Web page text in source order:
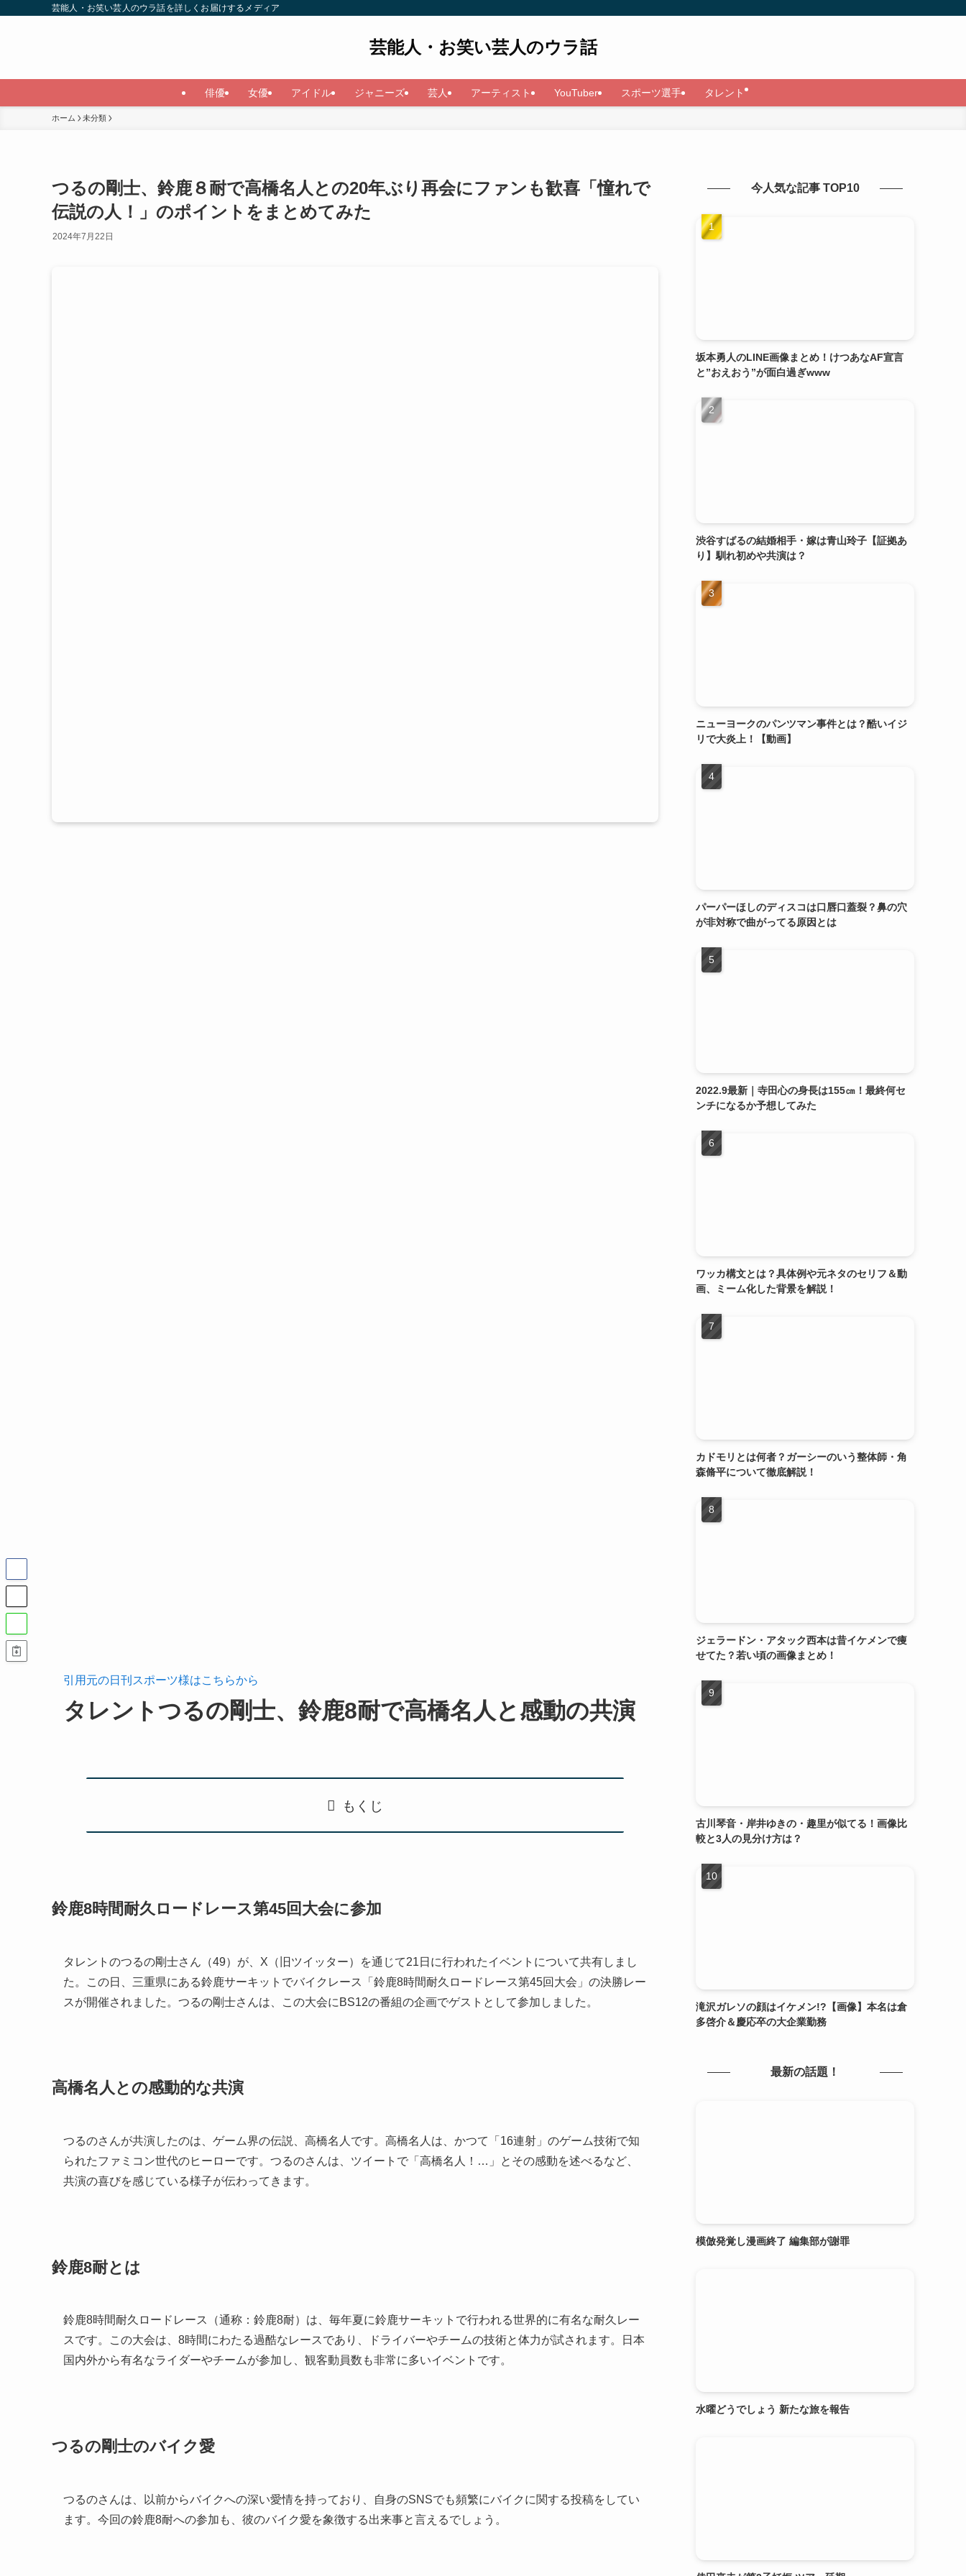
芸能人・お笑い芸人のウラ話を詳しくお届けするメディア
芸能人・お笑い芸人のウラ話
俳優 女優 アイドル ジャニーズ 芸人 アーティスト YouTuber スポーツ選手 タレント
ホーム 未分類
つるの剛士、鈴鹿８耐で高橋名人との20年ぶり再会にファンも歓喜「憧れで
伝説の人！」のポイントをまとめてみた
2024年7月22日
引用元の日刊スポーツ様はこちらから
タレントつるの剛士、鈴鹿8耐で高橋名人と感動の共演
もくじ
鈴鹿8時間耐久ロードレース第45回大会に参加
タレントのつるの剛士さん（49）が、X（旧ツイッター）を通じて21日に行われたイベントについて共有しまし
た。この日、三重県にある鈴鹿サーキットでバイクレース「鈴鹿8時間耐久ロードレース第45回大会」の決勝レー
スが開催されました。つるの剛士さんは、この大会にBS12の番組の企画でゲストとして参加しました。
高橋名人との感動的な共演
つるのさんが共演したのは、ゲーム界の伝説、高橋名人です。高橋名人は、かつて「16連射」のゲーム技術で知
られたファミコン世代のヒーローです。つるのさんは、ツイートで「高橋名人！…」とその感動を述べるなど、
共演の喜びを感じている様子が伝わってきます。
鈴鹿8耐とは
鈴鹿8時間耐久ロードレース（通称：鈴鹿8耐）は、毎年夏に鈴鹿サーキットで行われる世界的に有名な耐久レー
スです。この大会は、8時間にわたる過酷なレースであり、ドライバーやチームの技術と体力が試されます。日本
国内外から有名なライダーやチームが参加し、観客動員数も非常に多いイベントです。
つるの剛士のバイク愛
つるのさんは、以前からバイクへの深い愛情を持っており、自身のSNSでも頻繁にバイクに関する投稿をしてい
ます。今回の鈴鹿8耐への参加も、彼のバイク愛を象徴する出来事と言えるでしょう。
今人気な記事 TOP10
坂本勇人のLINE画像まとめ！けつあなAF宣言
と”おえおう”が面白過ぎwww
渋谷すばるの結婚相手・嫁は青山玲子【証拠あ
り】馴れ初めや共演は？
ニューヨークのパンツマン事件とは？酷いイジ
リで大炎上！【動画】
パーパーほしのディスコは口唇口蓋裂？鼻の穴
が非対称で曲がってる原因とは
2022.9最新｜寺田心の身長は155㎝！最終何セ
ンチになるか予想してみた
ワッカ構文とは？具体例や元ネタのセリフ＆動
画、ミーム化した背景を解説！
カドモリとは何者？ガーシーのいう整体師・角
森脩平について徹底解説！
ジェラードン・アタック西本は昔イケメンで痩
せてた？若い頃の画像まとめ！
古川琴音・岸井ゆきの・趣里が似てる！画像比
較と3人の見分け方は？
滝沢ガレソの顔はイケメン!?【画像】本名は倉
多啓介＆慶応卒の大企業勤務
最新の話題！
模倣発覚し漫画終了 編集部が謝罪
水曜どうでしょう 新たな旅を報告